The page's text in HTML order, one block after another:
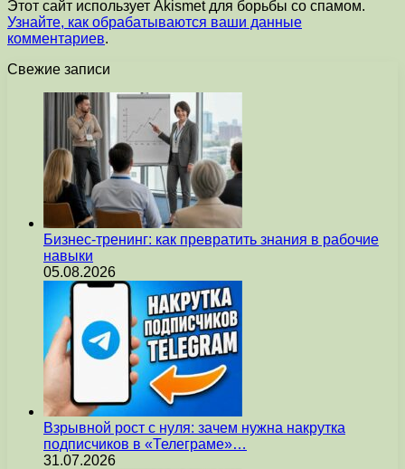
Этот сайт использует Akismet для борьбы со спамом.
Узнайте, как обрабатываются ваши данные
комментариев.
Свежие записи
Бизнес-тренинг: как превратить знания в рабочие
навыки
05.08.2026
Взрывной рост с нуля: зачем нужна накрутка
подписчиков в «Телеграме»…
31.07.2026